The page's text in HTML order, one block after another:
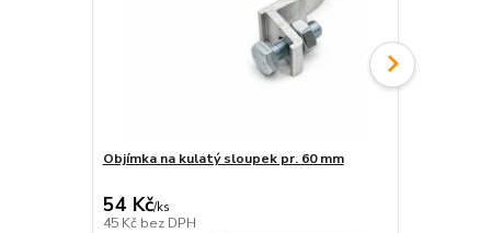
Objímka na kulatý sloupek pr. 60 mm
54 Kč/ks
45 Kč bez DPH